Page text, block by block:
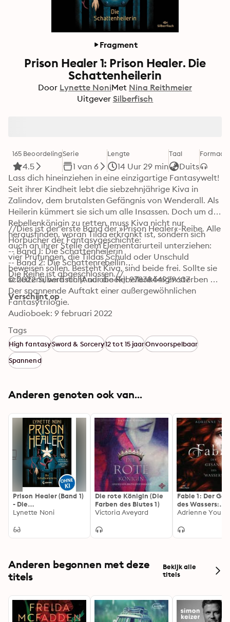
Fragment
Prison Healer 1: Prison Healer. Die
Schattenheilerin
Door Lynette NoniMet Nina Reithmeier
Uitgever Silberfisch
165 Beoordeling
4.5
Serie
1 van 6
Lengte
14 Uur 29 min
Taal
Duits
Formaat
Lass dich hineinziehen in eine einzigartige Fantasywelt!
Seit ihrer Kindheit lebt die siebzehnjährige Kiva in
Zalindov, dem brutalsten Gefängnis von Wenderall. Als
Heilerin kümmert sie sich um alle Insassen. Doch um die
Rebellenkönigin zu retten, muss Kiva nicht nur
herausfinden, woran Tilda erkrankt ist, sondern sich
auch an ihrer Stelle dem Elementarurteil unterziehen:
vier Prüfungen, die Tildas Schuld oder Unschuld
beweisen sollen. Besteht Kiva, sind beide frei. Sollte sie
scheitern, wird nicht nur die Rebellenkönigin sterben …
Der spannende Auftakt einer außergewöhnlichen
Fantasytrilogie.
//Dies ist der erste Band der »Prison Healer«-Reihe. Alle
Hörbücher der Fantasygeschichte:
-- Band 1: Die Schattenheilerin
-- Band 2: Die Schattenrebellin
Die Reihe ist abgeschlossen.//
© 2022 Silberfisch (Audioboek): 9783844929607
Verschijnt op
Audioboek: 9 februari 2022
Tags
High fantasySword & Sorcery12 tot 15 jaarOnvoorspelbaar
Spannend
Anderen genoten ook van...
Prison Healer (Band 1)
- Die
Schattenheilerin:
außergewöhnlichen
Lynette Noni
Die rote Königin (Die
Farben des Blutes 1)
Victoria Aveyard
Fable 1: Der
des Wassers:
Romantisch
TikTok-
Adrienne Young
Anderen begonnen met deze
titels
Bekijk alle
titels